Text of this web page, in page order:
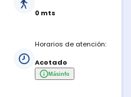
0 mts
Horarios de atención:
Acotado
Másinfo